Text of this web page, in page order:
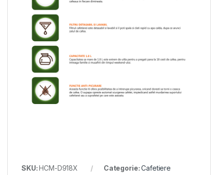
SKU:HCM-D918X Categorie:Cafetiere